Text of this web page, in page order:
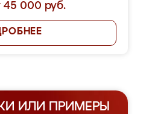
45 000 руб.
ИЛИ ПРИМЕРЫ